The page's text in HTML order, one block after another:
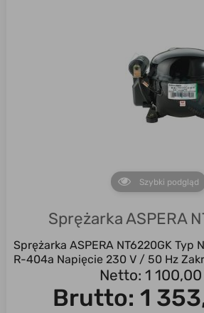
Szybki podgląd
Sprężarka ASPERA
Sprężarka ASPERA NT6220GK Typ
R-404a Napięcie 230 V / 50 Hz
Netto: 1 100,00
Brutto:1